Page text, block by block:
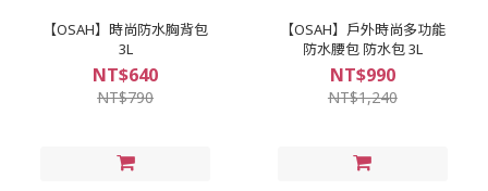
【OSAH】時尚防水胸背包
3L
NT$640
NT$790
【OSAH】戶外時尚多功能
防水腰包 防水包 3L
NT$990
NT$1,240